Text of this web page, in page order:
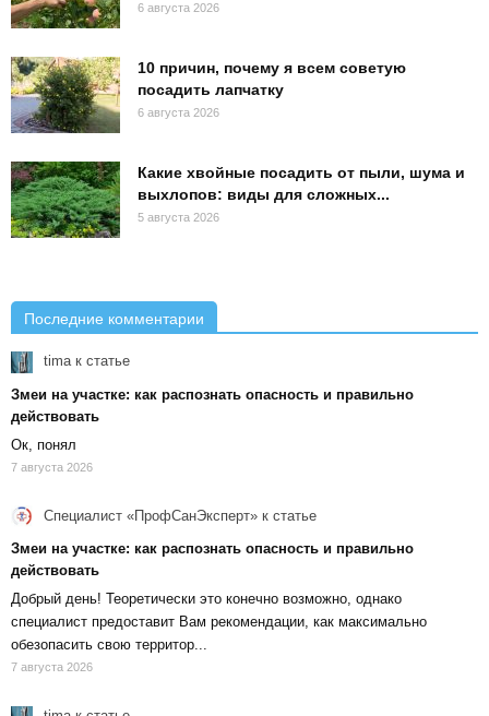
6 августа 2026
10 причин, почему я всем советую
посадить лапчатку
6 августа 2026
Какие хвойные посадить от пыли, шума и
выхлопов: виды для сложных...
5 августа 2026
Последние комментарии
timaк статье
Змеи на участке: как распознать опасность и правильно
действовать
Ок, понял
7 августа 2026
Специалист «ПрофСанЭксперт» к статье
Змеи на участке: как распознать опасность и правильно
действовать
Добрый день! Теоретически это конечно возможно, однако
специалист предоставит Вам рекомендации, как максимально
обезопасить свою территор...
7 августа 2026